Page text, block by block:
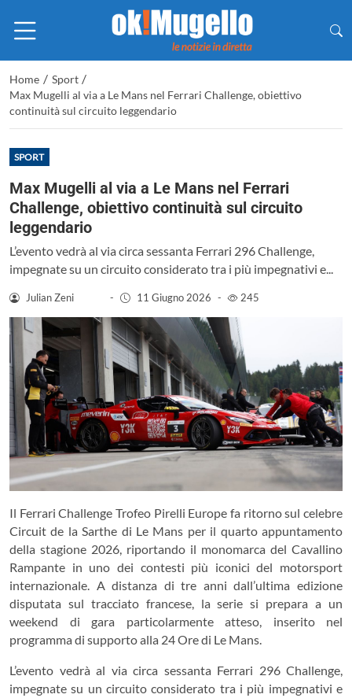
Home / Sport /
Max Mugelli al via a Le Mans nel Ferrari Challenge, obiettivo
continuità sul circuito leggendario
SPORT
Max Mugelli al via a Le Mans nel Ferrari
Challenge, obiettivo continuità sul circuito
leggendario
L’evento vedrà al via circa sessanta Ferrari 296 Challenge,
impegnate su un circuito considerato tra i più impegnativi e...
Julian Zeni - 11 Giugno 2026 - 245
Il Ferrari Challenge Trofeo Pirelli Europe fa ritorno sul celebre
Circuit de la Sarthe di Le Mans per il quarto appuntamento
della stagione 2026, riportando il monomarca del Cavallino
Rampante in uno dei contesti più iconici del motorsport
internazionale. A distanza di tre anni dall’ultima edizione
disputata sul tracciato francese, la serie si prepara a un
weekend di gara particolarmente atteso, inserito nel
programma di supporto alla 24 Ore di Le Mans.
L’evento vedrà al via circa sessanta Ferrari 296 Challenge,
impegnate su un circuito considerato tra i più impegnativi e